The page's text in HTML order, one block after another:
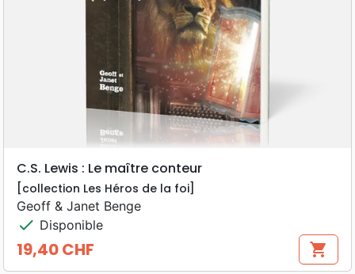
C.S. Lewis : Le maître conteur
[collection Les Héros de la foi]
Geoff & Janet Benge
check Disponible
Prix
19,40 CHF shopping_cart